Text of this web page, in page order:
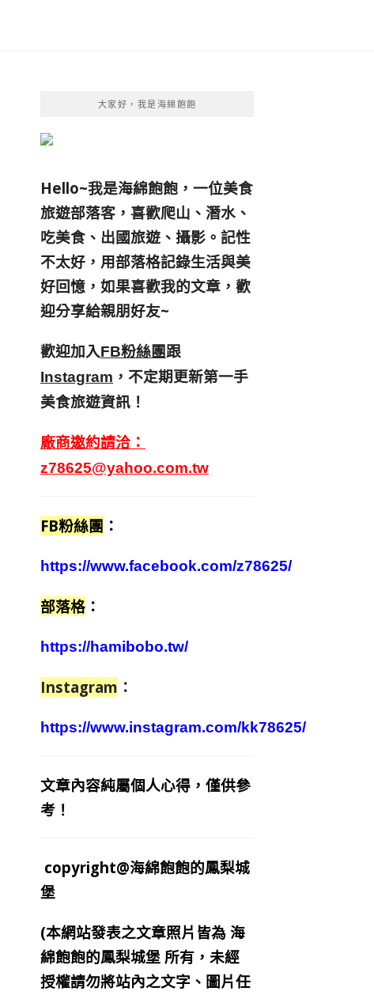
大家好，我是海綿飽飽
Hello~我是海綿飽飽，一位美食
旅遊部落客， 喜歡爬山、潛水、
吃美食、出國旅遊、攝影。 記性
不太好，用部落格記錄生活與美
好回憶， 如果喜歡我的文章，歡
迎分享給親朋好友~
歡迎加入FB粉絲團跟
Instagram ，不定期更新第一手
美食旅遊資訊！
廠商邀約請洽：
z78625@yahoo.com.tw
FB粉絲團 ：
https://www.facebook.com/z78625/
部落格 ：
https://hamibobo.tw/
Instagram ：
https://www.instagram.com/kk78625/
文章內容純屬個人心得，僅供參
考！
copyright@海綿飽飽的鳳梨城
堡
(本網站發表之文章照片皆為 海
綿飽飽的鳳梨城堡 所有，未經
授權請勿將站內之文字、圖片任